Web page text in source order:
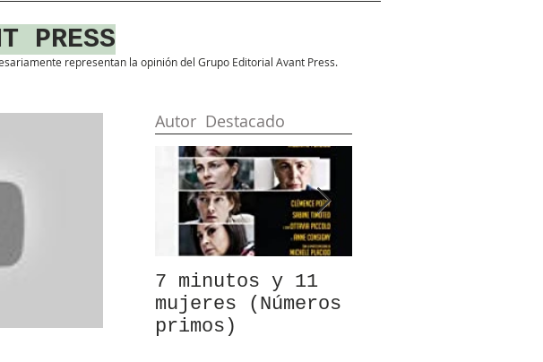
PRESS
representan la opinión del Grupo Editorial Avant Press.
Autor Destacado
7 minutos y 11
mujeres (Números
primos)